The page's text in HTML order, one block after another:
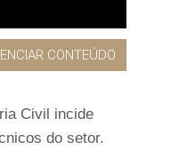
CONTEÚDO
Civil incide
do setor.